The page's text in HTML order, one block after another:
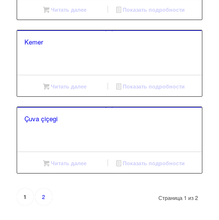
Читать далее Показать подробности
Kemer
Читать далее Показать подробности
Çuva çiçegi
Читать далее Показать подробности
Страница 1 из 2
1 2